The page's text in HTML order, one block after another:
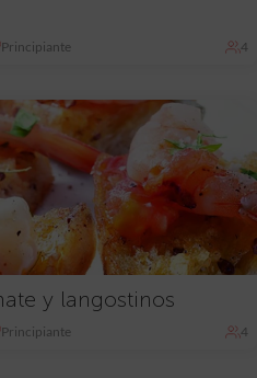
Principiante 4
y langostinos
Principiante 4